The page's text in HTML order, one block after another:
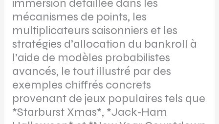
immersion détaillée dans les
mécanismes de points, les
multiplicateurs saisonniers et les
stratégies d’allocation du bankroll à
l’aide de modèles probabilistes
avancés, le tout illustré par des
exemples chiffrés concrets
provenant de jeux populaires tels que
*Starburst Xmas*, *Jack‑Ham